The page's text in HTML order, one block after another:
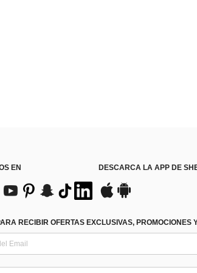
EN DESCARCA LA APP DE
RECIBIR OFERTAS EXCLUSIVAS, PROMOCIONES